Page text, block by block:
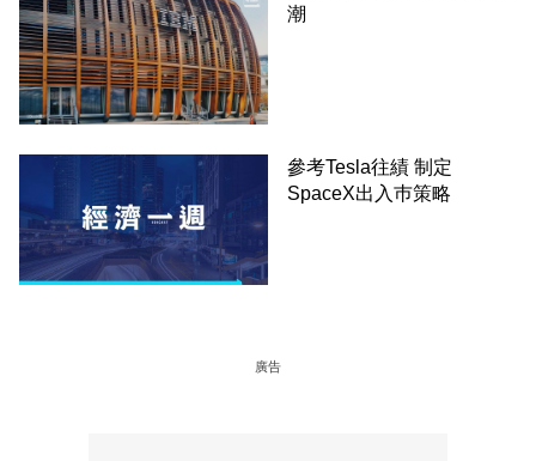
潮
參考Tesla往績 制定
SpaceX出入巿策略
廣告